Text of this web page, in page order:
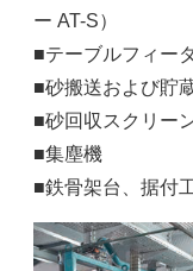
ー AT-S）
■テーブルフィー
■砂搬送および貯
■砂回収スクリー
■集塵機
■鉄骨架台、据付